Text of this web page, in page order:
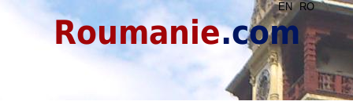
EN RO
Roumanie.com